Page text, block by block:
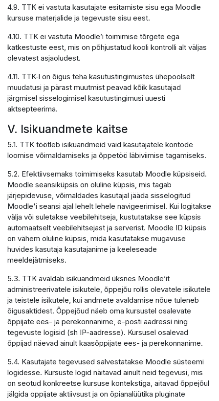
4.9. TTK ei vastuta kasutajate esitamiste sisu ega Moodle
kursuse materjalide ja tegevuste sisu eest.
4.10. TTK ei vastuta Moodle’i toimimise tõrgete ega
katkestuste eest, mis on põhjustatud kooli kontrolli alt väljas
olevatest asjaoludest.
4.11. TTK-l on õigus teha kasutustingimustes ühepoolselt
muudatusi ja pärast muutmist peavad kõik kasutajad
järgmisel sisselogimisel kasutustingimusi uuesti
aktsepteerima.
V. Isikuandmete kaitse
5.1. TTK töötleb isikuandmeid vaid kasutajatele kontode
loomise võimaldamiseks ja õppetöö läbiviimise tagamiseks.
5.2. Efektiivsemaks toimimiseks kasutab Moodle küpsiseid.
Moodle seansiküpsis on oluline küpsis, mis tagab
järjepidevuse, võimaldades kasutajal jääda sisselogitud
Moodle'i seansi ajal lehelt lehele navigeerimisel. Kui logitakse
välja või suletakse veebilehitseja, kustutatakse see küpsis
automaatselt veebilehitsejast ja serverist. Moodle ID küpsis
on vähem oluline küpsis, mida kasutatakse mugavuse
huvides kasutaja kasutajanime ja keeleseade
meeldejätmiseks.
5.3. TTK avaldab isikuandmeid üksnes Moodle’it
administreerivatele isikutele, õppejõu rollis olevatele isikutele
ja teistele isikutele, kui andmete avaldamise nõue tuleneb
õigusaktidest. Õppejõud näeb oma kursustel osalevate
õppijate ees- ja perekonnanime, e-posti aadressi ning
tegevuste logisid (sh IP-aadresse). Kursusel osalevad
õppijad näevad ainult kaasõppijate ees- ja perekonnanime.
5.4. Kasutajate tegevused salvestatakse Moodle süsteemi
logidesse. Kursuste logid näitavad ainult neid tegevusi, mis
on seotud konkreetse kursuse kontekstiga, aitavad õppejõul
jälgida oppijate aktiivsust ja on õpianalüütika pluginate